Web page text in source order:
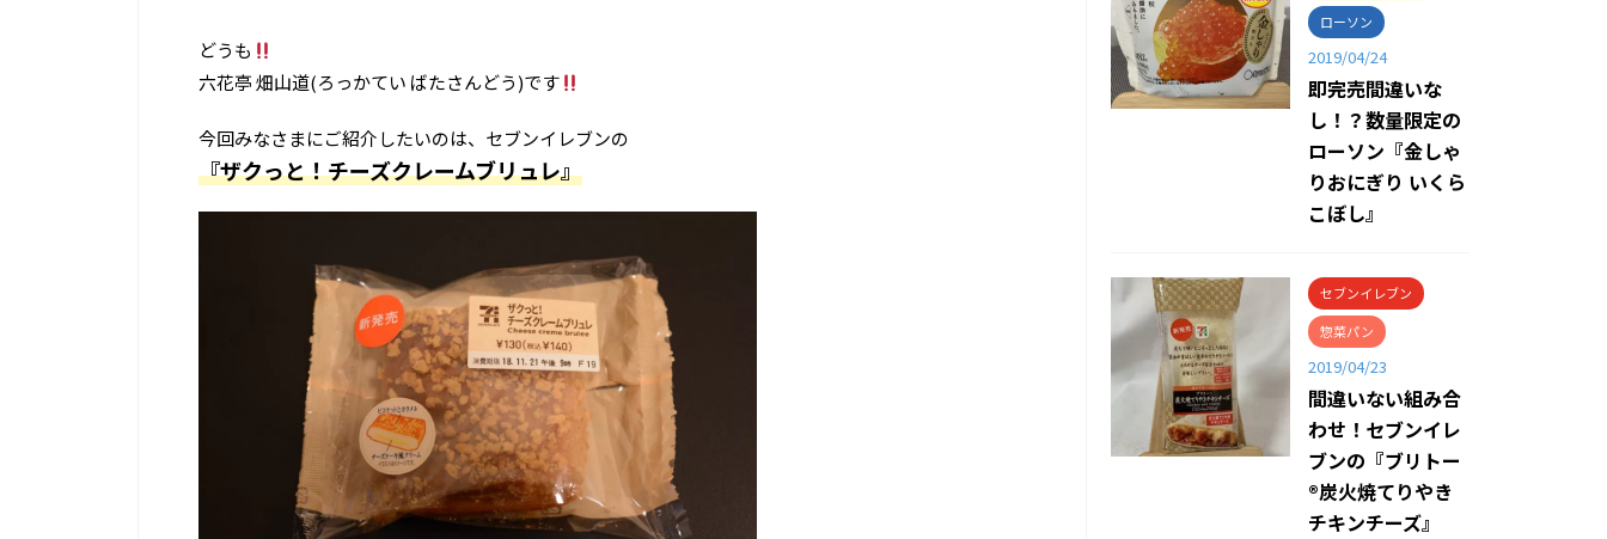
どうも
六花亭 畑山道(ろっかてい ばたさんどう)です
今回みなさまにご紹介したいのは、セブンイレブンの
『ザクっと！チーズクレームブリュレ』
ローソン
2019/04/24
即完売間違いな
し！？数量限定の
ローソン『金しゃ
りおにぎり いくら
こぼし』
セブンイレブン
惣菜パン
2019/04/23
間違いない組み合
わせ！セブンイレ
ブンの『ブリトー
®炭火焼てりやき
チキンチーズ』